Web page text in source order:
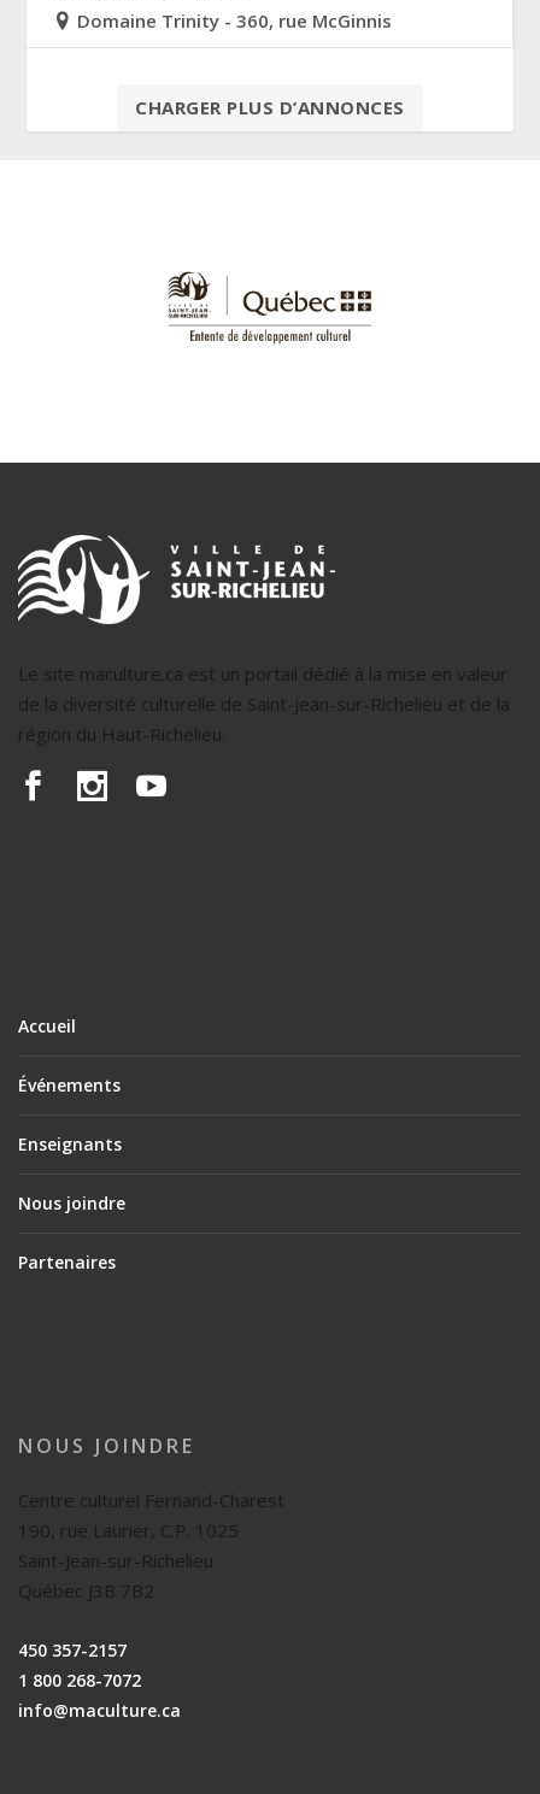
Domaine Trinity - 360, rue McGinnis
CHARGER PLUS D’ANNONCES
Le site maculture.ca est un portail dédié à la mise en valeur
de la diversité culturelle de Saint-Jean-sur-Richelieu et de la
région du Haut-Richelieu.
Accueil
Événements
Enseignants
Nous joindre
Partenaires
NOUS JOINDRE
Centre culturel Fernand-Charest
190, rue Laurier, C.P. 1025
Saint-Jean-sur-Richelieu
Québec J3B 7B2
450 357-2157
1 800 268-7072
info@maculture.ca